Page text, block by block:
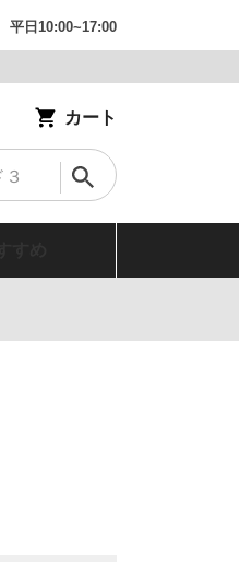
平日10:00~17:00
カート